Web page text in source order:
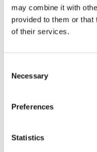
may combine it with
provided to them or that
of their services.
Selection
Necessary
Preferences
Statistics
90kr (ex. moms)